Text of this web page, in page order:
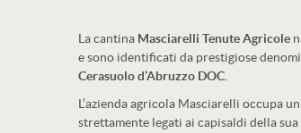
La cantina Masciarelli Tenute Agricole
e sono identificati da prestigiose
Cerasuolod’Abruzzo DOC
L’azienda agricola Masciarelli occupa
strettamente legati ai capisaldi della